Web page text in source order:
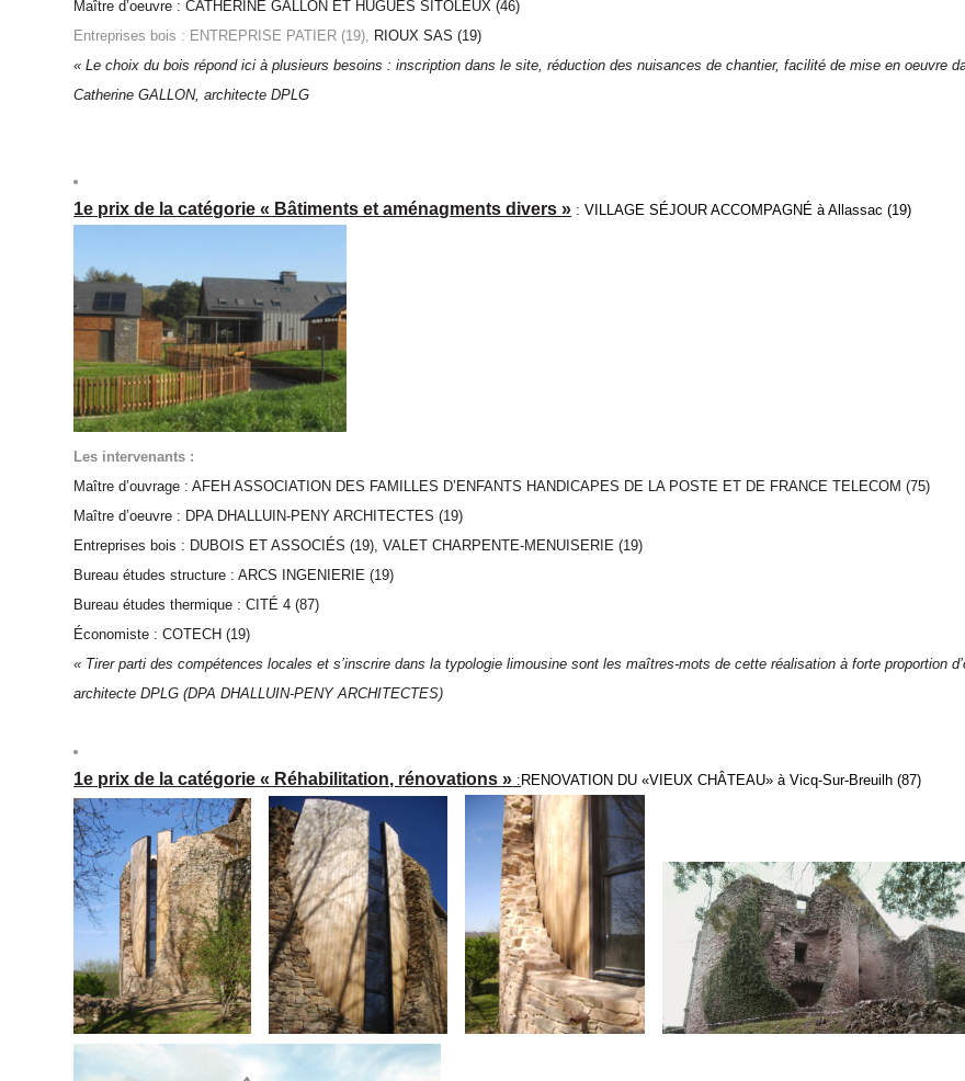
Maître d’oeuvre : CATHERINE GALLON ET HUGUES SITOLEUX (46)
Entreprises bois : ENTREPRISE PATIER (19), RIOUX SAS (19)
« Le choix du bois répond ici à plusieurs besoins : inscrip­tion dans le site, réduction des nuisances de chantier, facilité de mise en oeuvre
Catherine GALLON, architecte DPLG
1e prix de la catégorie « Bâtiments et aménagments divers » :VILLAGE SÉJOUR ACCOMPAGNÉ à Allassac (19)
Les intervenants :
Maître d’ouvrage : AFEH ASSOCIATION DES FAMILLES D’ENFANTS HANDICAPES DE LA POSTE ET DE FRANCE TELECOM (75)
Maître d’oeuvre : DPA DHALLUIN-PENY ARCHITECTES (19)
Entreprises bois : DUBOIS ET ASSOCIÉS (19), VALET CHARPENTE-MENUISERIE (19)
Bureau études structure : ARCS INGENIERIE (19)
Bureau études thermique : CITÉ 4 (87)
Économiste : COTECH (19)
« Tirer parti des compétences locales et s’inscrire dans la typologie limousine sont les maîtres-mots de cette réalisation à forte proportion
architecte DPLG (DPA DHALLUIN-PENY ARCHITECTES)
1e prix de la catégorie « Réhabilitation, rénovations » :RENOVATION DU «VIEUX CHÂTEAU» à Vicq-Sur-Breuilh (87)